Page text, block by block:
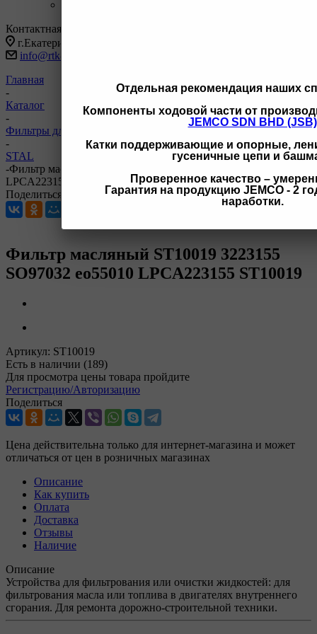
Отдельная рекомендация наших
Компоненты ходовой части от
JEMCO SDN BHD (JSB)
Катки поддерживающие и опорные,
гусеничные цепи и
Проверенное качество –
Гарантия на продукцию JEMCO - 2
наработки.
Контактная информация
г.Екатеринбург, ул Черняховского 86 корп 9/3
info@rtk-parts.ru
Главная
-
Каталог
-
Фильтры для спецтехники
-
STAL
-Фильтр масляный ST10019 3223155 SO97032 eo55010
LPCA223155 ST10019
Поделиться
Фильтр масляный ST10019 3223155
SO97032 eo55010 LPCA223155 ST10019
Артикул: ST10019
Есть в наличии (189)
Для просмотра цены товара пройдите
Регистрацию/Авторизацию
Поделиться
Цена действительна только для интернет-магазина и может
отличаться от цен в розничных магазинах
Описание
Как купить
Оплата
Доставка
Отзывы
Наличие
Описание
Устройства для фильтрования или очистки жидкостей: для
фильтрования масла или топлива в двигателях внутреннего
сгорания. Для ремонта дорожно-строительной техники.